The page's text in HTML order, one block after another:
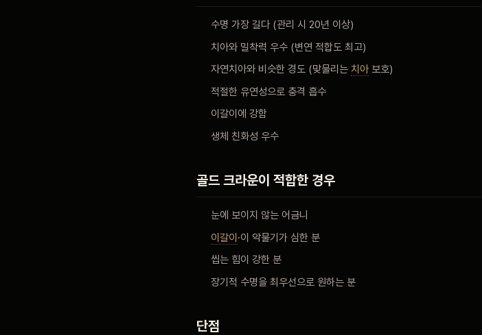
자주 묻는 질문
회원가입 / 로그인
수명 가장 길다 (관리 시 20년 이상)
치아와 밀착력 우수 (변연 적합도 최고)
자연치아와 비슷한 경도 (맞물리는 치아보호)
적절한 유연성으로 충격 흡수
이갈이에 강함
생체 친화성 우수
골드 크라운이 적합한 경우
눈에 보이지 않는 어금니
이갈이 ·이 악물기가 심한 분
씹는 힘이 강한 분
장기적 수명을 최우선으로 원하는 분
단점